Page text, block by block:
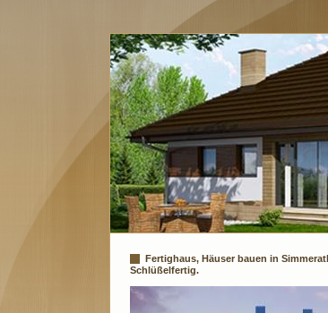
Fertighaus, Häuser bauen in
Schlüßelfertig.